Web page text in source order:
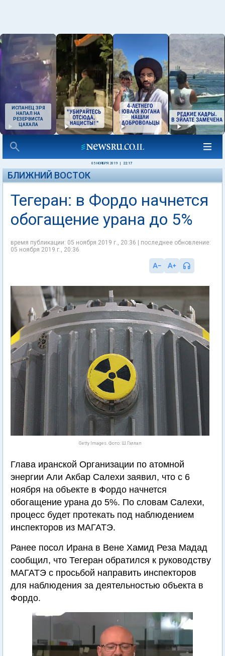
ИСПАНЕЦ ЗРЯ
НАПАЛ НА
РЕЗЕРВИСТА
ЦАХАЛА
05 НОЯБРЯ 2019 22:17
БЛИЖНИЙ ВОСТОК
Тегеран: в Фордо начнется
обогащение урана до 5%
время публикации: 05 ноября 2019 г., 20:36 | последнее обновление:
05 ноября 2019 г., 20:36
Getty Images. Фото: Ш.Гэллап
Глава иранской Организации по атомной
энергии Али Акбар Салехи заявил, что с 6
ноября на объекте в Фордо начнется
обогащение урана до 5%. По словам Салехи,
процесс будет протекать под наблюдением
инспекторов из МАГАТЭ.
Ранее посол Ирана в Вене Хамид Реза Мадад
сообщил, что Тегеран обратился к руководству
МАГАТЭ с просьбой направить инспекторов
для наблюдения за деятельностью объекта в
Фордо.